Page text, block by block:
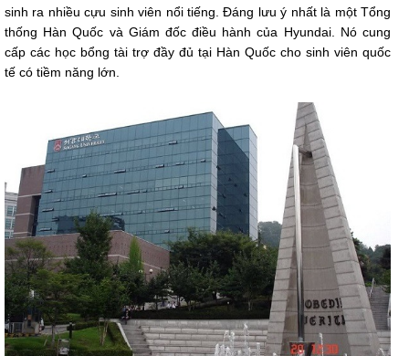
sinh ra nhiều cựu sinh viên nổi tiếng. Đáng lưu ý nhất là một Tổng
thống Hàn Quốc và Giám đốc điều hành của Hyundai. Nó cung
cấp các học bổng tài trợ đầy đủ tại Hàn Quốc cho sinh viên quốc
tế có tiềm năng lớn.